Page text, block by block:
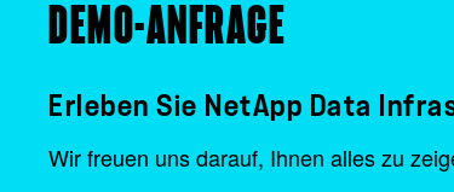
DEMO-ANFRAGE
Erleben Sie NetApp Data
Wir freuen uns darauf, Ihnen alles zu